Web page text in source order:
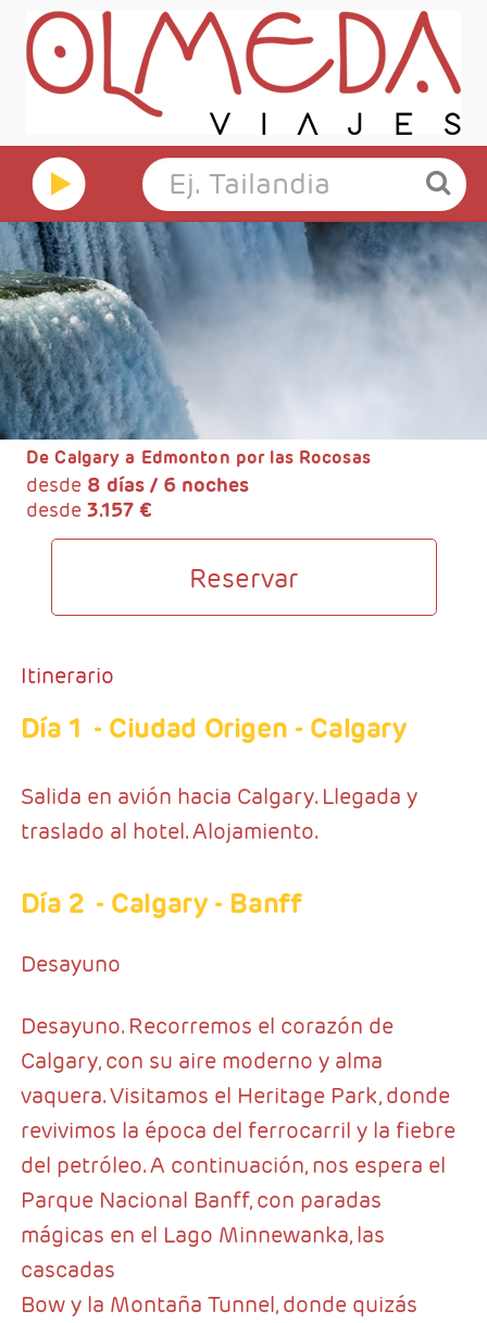
De Calgary a Edmonton por las Rocosas
desde 8 días / 6 noches
desde 3.157 €
Reservar
Itinerario
Día 1 - Ciudad Origen - Calgary
Salida en avión hacia Calgary. Llegada y
traslado al hotel. Alojamiento.
Día 2 - Calgary - Banff
Desayuno
Desayuno. Recorremos el corazón de
Calgary, con su aire moderno y alma
vaquera. Visitamos el Heritage Park, donde
revivimos la época del ferrocarril y la fiebre
del petróleo. A continuación, nos espera el
Parque Nacional Banff, con paradas
mágicas en el Lago Minnewanka, las
cascadas
Bow y la Montaña Tunnel, donde quizás